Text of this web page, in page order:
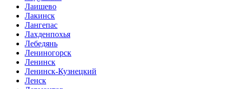
Лаишево
Лакинск
Лангепас
Лахденпохья
Лебедянь
Лениногорск
Ленинск
Ленинск-Кузнецкий
Ленск